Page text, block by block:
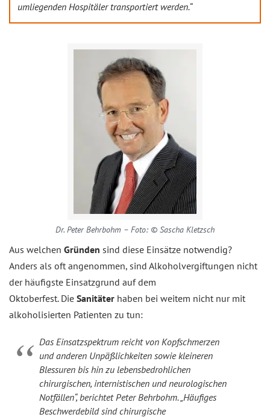
umliegenden Hospitäler transportiert werden.“
Dr. Peter Behrbohm – Foto: © Sascha Kletzsch
Aus welchen Gründen sind diese Einsätze notwendig?
Anders als oft angenommen, sind Alkoholvergiftungen nicht
der häufigste Einsatzgrund auf dem
Oktoberfest. Die Sanitäter haben bei weitem nicht nur mit
alkoholisierten Patienten zu tun:
Das Einsatzspektrum reicht von Kopfschmerzen
und anderen Unpäßlichkeiten sowie kleineren
Blessuren bis hin zu lebensbedrohlichen
chirurgischen, internistischen und neurologischen
Notfällen“, berichtet Peter Behrbohm. „Häufiges
Beschwerdebild sind chirurgische